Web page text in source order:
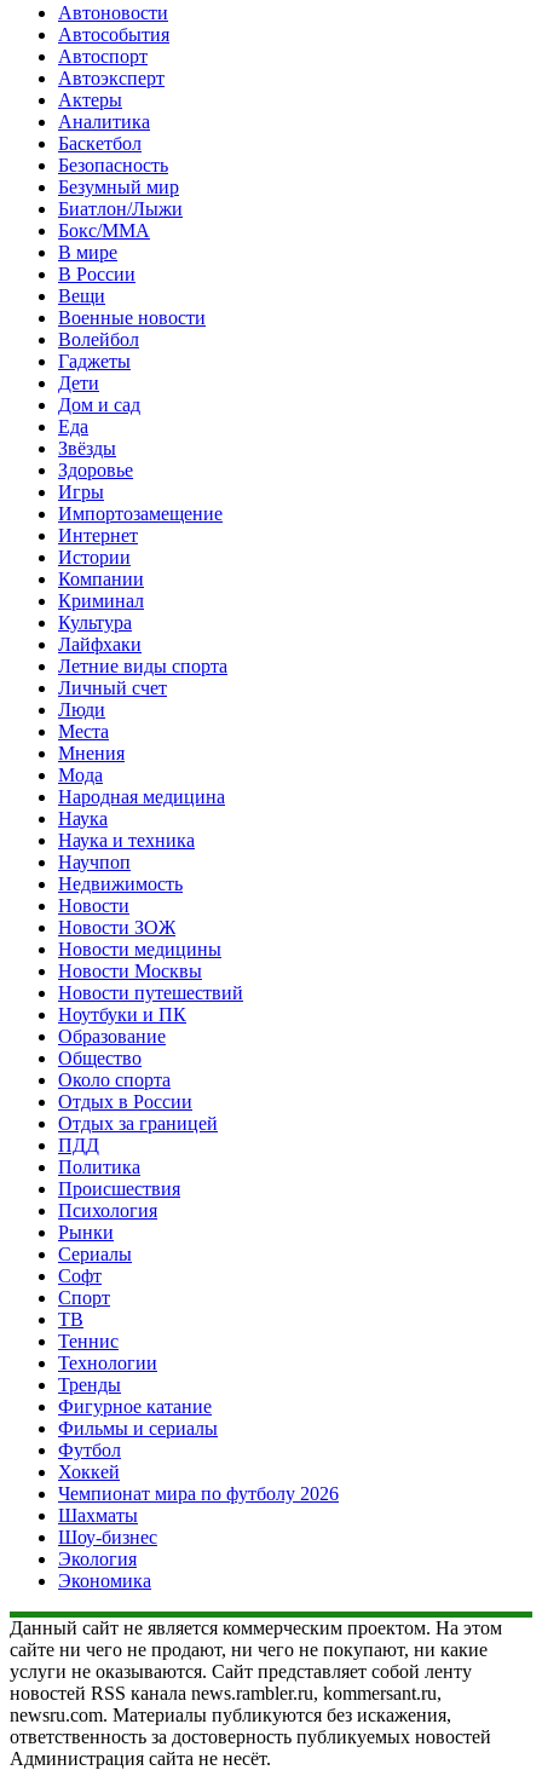
Автоновости
Автособытия
Автоспорт
Автоэксперт
Актеры
Аналитика
Баскетбол
Безопасность
Безумный мир
Биатлон/Лыжи
Бокс/MMA
В мире
В России
Вещи
Военные новости
Волейбол
Гаджеты
Дети
Дом и сад
Еда
Звёзды
Здоровье
Игры
Импортозамещение
Интернет
Истории
Компании
Криминал
Культура
Лайфхаки
Летние виды спорта
Личный счет
Люди
Места
Мнения
Мода
Народная медицина
Наука
Наука и техника
Научпоп
Недвижимость
Новости
Новости ЗОЖ
Новости медицины
Новости Москвы
Новости путешествий
Ноутбуки и ПК
Образование
Общество
Около спорта
Отдых в России
Отдых за границей
ПДД
Политика
Происшествия
Психология
Рынки
Сериалы
Софт
Спорт
ТВ
Теннис
Технологии
Тренды
Фигурное катание
Фильмы и сериалы
Футбол
Хоккей
Чемпионат мира по футболу 2026
Шахматы
Шоу-бизнес
Экология
Экономика
Данный сайт не является коммерческим проектом. На этом
сайте ни чего не продают, ни чего не покупают, ни какие
услуги не оказываются. Сайт представляет собой ленту
новостей RSS канала news.rambler.ru, kommersant.ru,
newsru.com. Материалы публикуются без искажения,
ответственность за достоверность публикуемых новостей
Администрация сайта не несёт.